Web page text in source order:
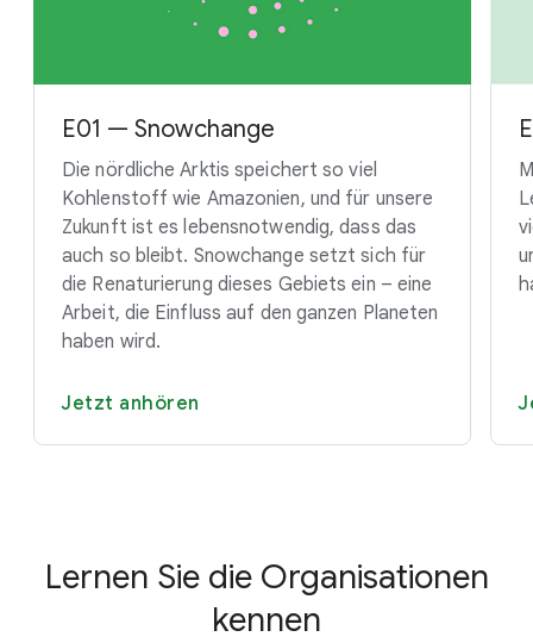
E01 — Snowchange
Die nördliche Arktis speichert so viel
Kohlenstoff wie Amazonien, und für unsere
Zukunft ist es lebensnotwendig, dass das
auch so bleibt. Snowchange setzt sich für
die Renaturierung dieses Gebiets ein – eine
Arbeit, die Einfluss auf den ganzen Planeten
haben wird.
Jetzt anhören
Lernen Sie die Organisationen
kennen